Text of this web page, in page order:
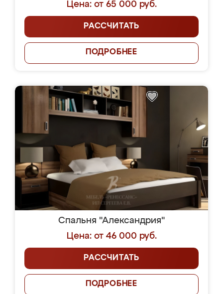
Цена: от 65 000 руб.
РАССЧИТАТЬ
ПОДРОБНЕЕ
Спальня "Александрия"
Цена: от 46 000 руб.
РАССЧИТАТЬ
ПОДРОБНЕЕ